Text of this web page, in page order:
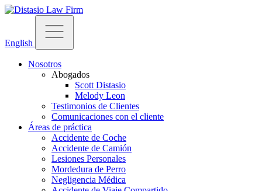
English
Nosotros
Abogados
Scott Distasio
Melody Leon
Testimonios de Clientes
Comunicaciones con el cliente
Áreas de práctica
Accidente de Coche
Accidente de Camión
Lesiones Personales
Mordedura de Perro
Negligencia Médica